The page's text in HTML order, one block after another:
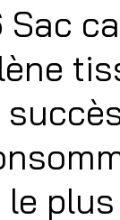
Sac